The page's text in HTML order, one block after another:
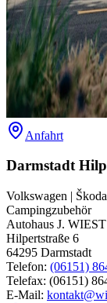
Anfahrt
Darmstadt
Volkswagen |
Campingzubehör
Autohaus J.
Hilpertstraße 6
64295 Darmstadt
Telefon: (06151)
Telefax: (06151)
E-Mail: